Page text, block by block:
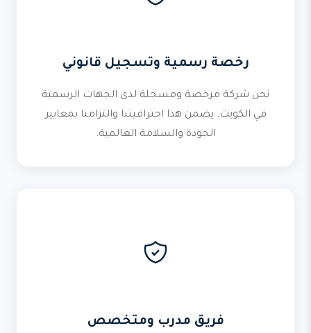
رخصة رسمية وتسجيل قانوني
نحن شركة مرخصة ومسجلة لدى الجهات الرسمية
في الكويت. يضمن هذا احترافيتنا والتزامنا بمعايير
الجودة والسلامة العالمية.
فريق مدرب ومتخصص